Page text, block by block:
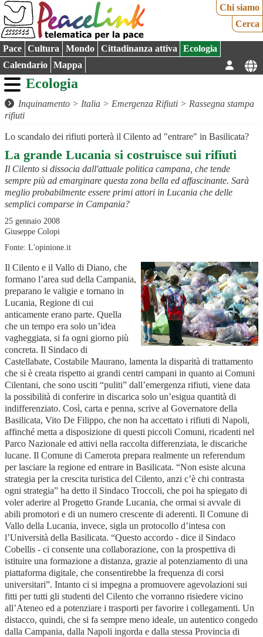
Chi siamo
Cerca
Pace Cultura Mondo Cittadinanza attiva
Ecologia
Calendario
Mappa
Ecologia
Inquinamento > Italia > Emergenza Rifiuti > Rassegna stampa
rifiuti
Lo scandalo dei rifiuti porterà il Cilento ad "entrare" in Basilicata?
La grande Lucania si costruisce sui rifiuti
Il Cilento si dissocia dall'attuale politica campana, che tende
sempre più ad emarginare questa zona bella ed affascinante. Sarà
meglio probabilmente essere primi attori in Lucania che delle
semplici comparse in Campania?
25 gennaio 2008
Giuseppe Colopi
Fonte: L'opinione.it
Il Cilento e il Vallo di Diano, che
formano l’area sud della Campania,
preparano le valigie e tornano in
Lucania, Regione di cui
anticamente erano parte. Quella
che un tempo era solo un’idea
vagheggiata, si fa ogni giorno più
concreta. Il Sindaco di
Castellabate, Costabile Maurano, lamenta la disparità di trattamento
che si è creata rispetto ai grandi centri campani in quanto ai Comuni
Cilentani, che sono usciti “puliti” dall’emergenza rifiuti, viene data
la possibilità di conferire in discarica solo un’esigua quantità di
indifferenziato. Così, carta e penna, scrive al Governatore della
Basilicata, Vito De Filippo, che non ha accettato i rifiuti di Napoli,
affinché metta a disposizione di questi piccoli Comuni, ricadenti nel
Parco Nazionale ed attivi nella raccolta differenziata, le discariche
lucane. Il Comune di Camerota prepara realmente un referendum
per lasciare la regione ed entrare in Basilicata. “Non esiste alcuna
strategia per la crescita turistica del Cilento, anzi c’è chi contrasta
ogni strategia” ha detto il Sindaco Troccoli, che poi ha spiegato di
voler aderire al Progetto Grande Lucania, che ormai si avvale di
abili promotori e di un numero crescente di aderenti. Il Comune di
Vallo della Lucania, invece, sigla un protocollo d’intesa con
l’Università della Basilicata. “Questo accordo - dice il Sindaco
Cobellis - ci consente una collaborazione, con la prospettiva di
istituire una formazione a distanza, grazie al potenziamento di una
piattaforma digitale, che consentirebbe la frequenza di corsi
universitari”. Intanto ci si impegna a promuovere agevolazioni sui
fitti per tutti gli studenti del Cilento che vorranno risiedere vicino
all’Ateneo ed a potenziare i trasporti per favorire i collegamenti. Un
distacco, quindi, che si fa sempre meno ideale, un autentico congedo
dalla Campania, dalla Napoli ingorda e dalla stessa Provincia di